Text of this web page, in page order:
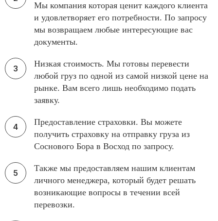
Мы компания которая ценит каждого клиента
и удовлетворяет его потребности. По запросу
мы возвращаем любые интересующие вас
документы.
Низкая стоимость. Мы готовы перевести
любой груз по одной из самой низкой цене на
рынке. Вам всего лишь необходимо подать
заявку.
Предоставление страховки. Вы можете
получить страховку на отправку груза из
Соснового Бора в Восход по запросу.
Также мы предоставляем нашим клиентам
личного менеджера, который будет решать
возникающие вопросы в течении всей
перевозки.